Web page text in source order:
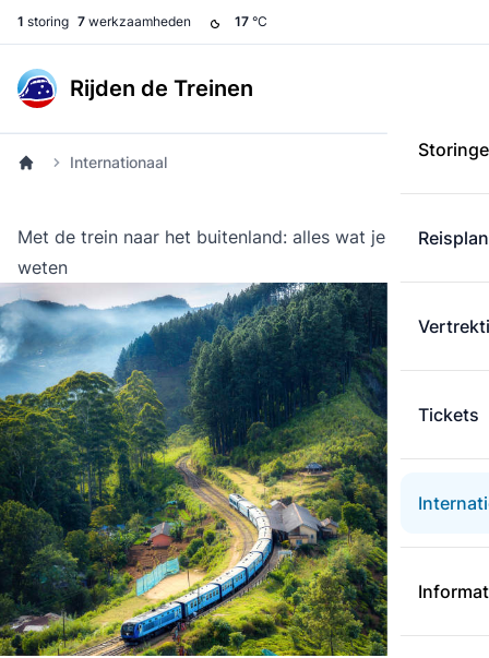
1 storing 7 werkzaamheden 17 °C
Rijden de Treinen
Tickets
Internationaal
Met de trein naar het buitenland: alles wat je moet
weten